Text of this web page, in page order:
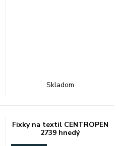
Skladom
Fixky na textil CENTROPEN
2739 hnedý